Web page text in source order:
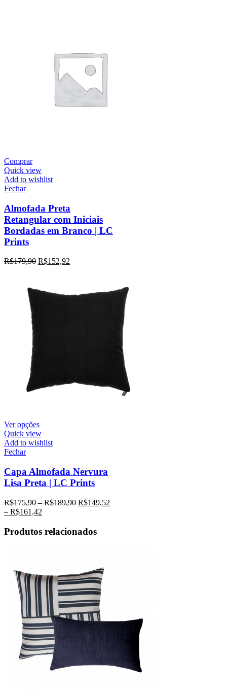
Comprar
Quick view
Add to wishlist
Fechar
Almofada Preta
Retangular com Iniciais
Bordadas em Branco | LC
Prints
R$179,90 R$152,92
Ver opções
Quick view
Add to wishlist
Fechar
Capa Almofada Nervura
Lisa Preta | LC Prints
R$175,90–R$189,90 R$149,52
– R$161,42
Produtos relacionados